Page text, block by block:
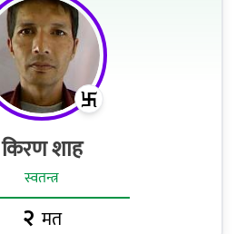
किरण शाह
स्वतन्त्र
२ मत